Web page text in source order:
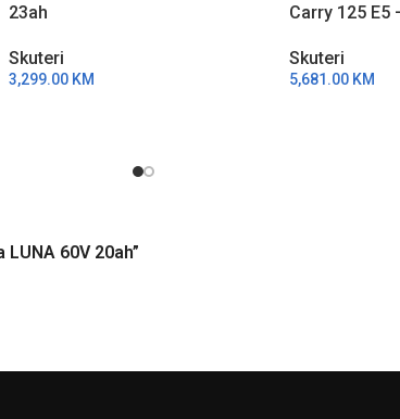
23ah
Skuteri
3,299.00 KM
Carry 125 E5
Skuteri
5,681.00 KM
60V 20ah”